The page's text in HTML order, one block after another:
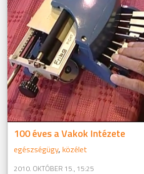
100 éves a Vakok Intézete
egészségügy, közélet
2010. OKTÓBER 15., 15:25